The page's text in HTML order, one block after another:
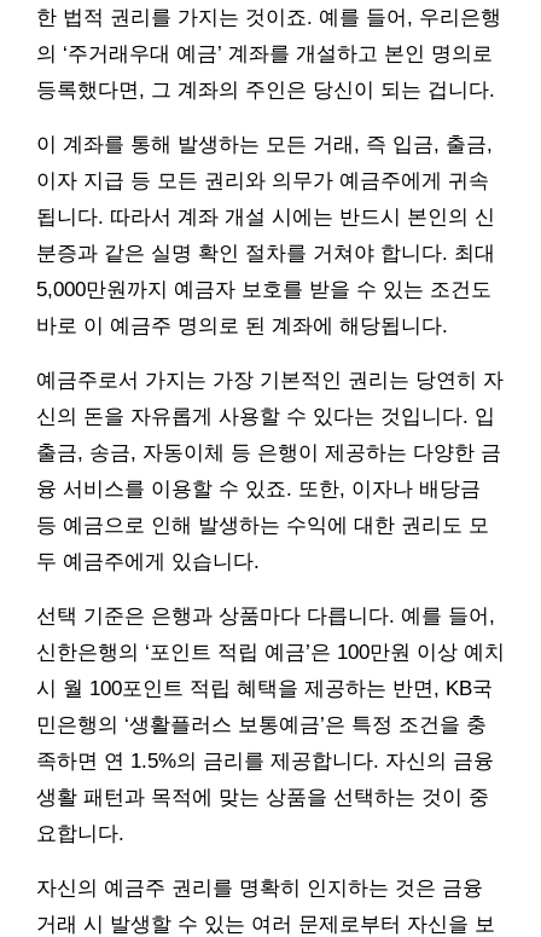
한 법적 권리를 가지는 것이죠. 예를 들어, 우리은행
의 ‘주거래우대 예금’ 계좌를 개설하고 본인 명의로
등록했다면, 그 계좌의 주인은 당신이 되는 겁니다.
이 계좌를 통해 발생하는 모든 거래, 즉 입금, 출금,
이자 지급 등 모든 권리와 의무가 예금주에게 귀속
됩니다. 따라서 계좌 개설 시에는 반드시 본인의 신
분증과 같은 실명 확인 절차를 거쳐야 합니다. 최대
5,000만원까지 예금자 보호를 받을 수 있는 조건도
바로 이 예금주 명의로 된 계좌에 해당됩니다.
예금주로서 가지는 가장 기본적인 권리는 당연히 자
신의 돈을 자유롭게 사용할 수 있다는 것입니다. 입
출금, 송금, 자동이체 등 은행이 제공하는 다양한 금
융 서비스를 이용할 수 있죠. 또한, 이자나 배당금
등 예금으로 인해 발생하는 수익에 대한 권리도 모
두 예금주에게 있습니다.
선택 기준은 은행과 상품마다 다릅니다. 예를 들어,
신한은행의 ‘포인트 적립 예금’은 100만원 이상 예치
시 월 100포인트 적립 혜택을 제공하는 반면, KB국
민은행의 ‘생활플러스 보통예금’은 특정 조건을 충
족하면 연 1.5%의 금리를 제공합니다. 자신의 금융
생활 패턴과 목적에 맞는 상품을 선택하는 것이 중
요합니다.
자신의 예금주 권리를 명확히 인지하는 것은 금융
거래 시 발생할 수 있는 여러 문제로부터 자신을 보